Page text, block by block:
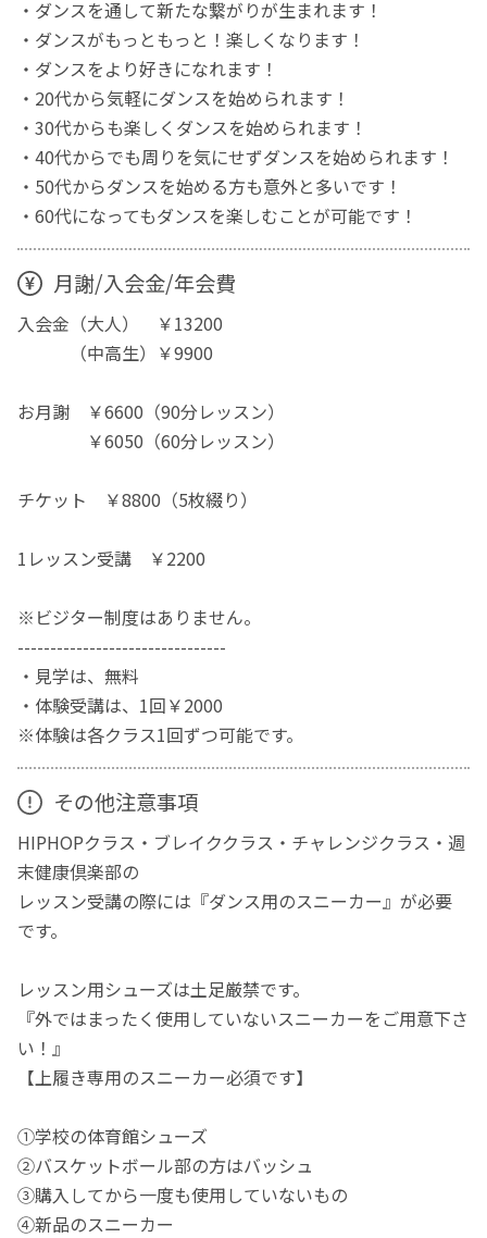
・ダンスを通して新たな繋がりが生まれます！
・ダンスがもっともっと！楽しくなります！
・ダンスをより好きになれます！
・20代から気軽にダンスを始められます！
・30代からも楽しくダンスを始められます！
・40代からでも周りを気にせずダンスを始められます！
・50代からダンスを始める方も意外と多いです！
・60代になってもダンスを楽しむことが可能です！
月謝/入会金/年会費
入会金（大人） ￥13200
（中高生）￥9900
お月謝 ￥6600（90分レッスン）
￥6050（60分レッスン）
チケット ￥8800（5枚綴り）
1レッスン受講 ￥2200
※ビジター制度はありません。
--------------------------------
・見学は、無料
・体験受講は、1回￥2000
※体験は各クラス1回ずつ可能です。
その他注意事項
HIPHOPクラス・ブレイククラス・チャレンジクラス・週
末健康倶楽部の
レッスン受講の際には『ダンス用のスニーカー』が必要
です。
レッスン用シューズは土足厳禁です。
『外ではまったく使用していないスニーカーをご用意下さ
い！』
【上履き専用のスニーカー必須です】
①学校の体育館シューズ
②バスケットボール部の方はバッシュ
③購入してから一度も使用していないもの
④新品のスニーカー